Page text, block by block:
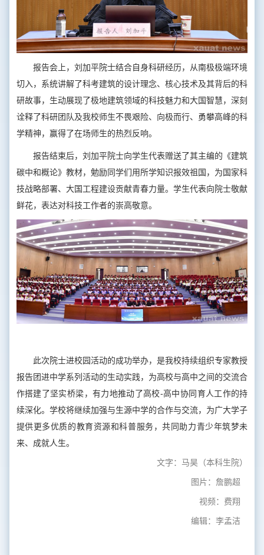
报告会上，刘加平院士结合自身科研经历，从南极极端环境
切入，系统讲解了科考建筑的设计理念、核心技术及其背后的科
研故事，生动展现了极地建筑领域的科技魅力和大国智慧，深刻
诠释了科研团队及我校师生不畏艰险、向极而行、勇攀高峰的科
学精神，赢得了在场师生的热烈反响。
报告结束后，刘加平院士向学生代表赠送了其主编的《建筑
碳中和概论》教材，勉励同学们用所学知识报效祖国，为国家科
技战略部署、大国工程建设贡献青春力量。学生代表向院士敬献
鲜花，表达对科技工作者的崇高敬意。
此次院士进校园活动的成功举办，是我校持续组织专家教授
报告团进中学系列活动的生动实践，为高校与高中之间的交流合
作搭建了坚实桥梁，有力地推动了高校-高中协同育人工作的持
续深化。学校将继续加强与生源中学的合作与交流，为广大学子
提供更多优质的教育资源和科普服务，共同助力青少年筑梦未
来、成就人生。
文字：马昊（本科生院）
图片：詹鹏超
视频：费翔
编辑：李孟洁